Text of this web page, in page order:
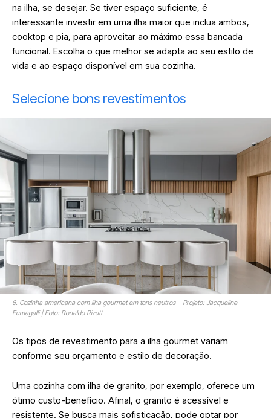
na ilha, se desejar. Se tiver espaço suficiente, é
interessante investir em uma ilha maior que inclua ambos,
cooktop e pia, para aproveitar ao máximo essa bancada
funcional. Escolha o que melhor se adapta ao seu estilo de
vida e ao espaço disponível em sua cozinha.
Selecione bons revestimentos
6. Cozinha americana com ilha gourmet em tons neutros – Projeto: Jacqueline
Fumagalli | Foto: Ronaldo Rizutt
Os tipos de revestimento para a ilha gourmet variam
conforme seu orçamento e estilo de decoração.
Uma cozinha com ilha de granito, por exemplo, oferece um
ótimo custo-benefício. Afinal, o granito é acessível e
resistente. Se busca mais sofisticação, pode optar por